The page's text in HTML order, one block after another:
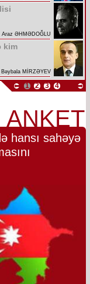
Araz ƏHMƏDOĞLU
kim
Bəybala MİRZƏYEV
1 2 3 4
ANKET
hansı sahəyə